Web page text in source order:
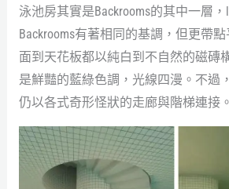
泳池房其實是Backrooms的其中一層，
Backrooms有著相同的基調，但更帶
面到天花板都以純白到不自然的磁磚
是鮮豔的藍綠色調，光線四漫。不過
仍以各式奇形怪狀的走廊與階梯連接。